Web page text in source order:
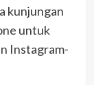
kunjungan
untuk
Instagram-